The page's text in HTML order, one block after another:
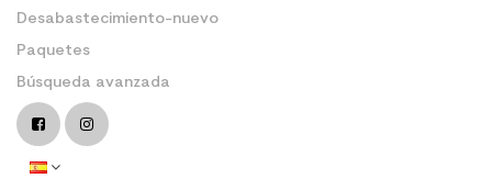
Desabastecimiento-nuevo
Paquetes
Búsqueda avanzada